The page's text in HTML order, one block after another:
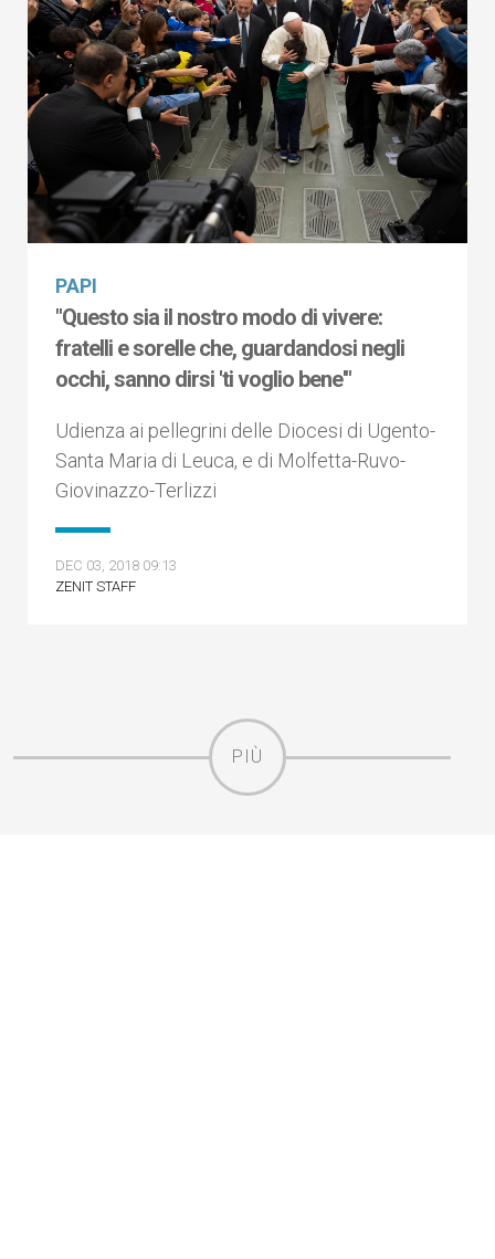
PAPI
"Questo sia il nostro modo di vivere:
fratelli e sorelle che, guardandosi negli
occhi, sanno dirsi 'ti voglio bene'"
Udienza ai pellegrini delle Diocesi di Ugento-
Santa Maria di Leuca, e di Molfetta-Ruvo-
Giovinazzo-Terlizzi
DEC 03, 2018 09:13
ZENIT STAFF
PIÙ